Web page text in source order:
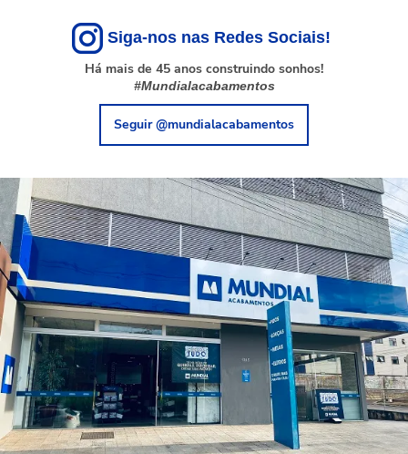
Siga-nos nas Redes Sociais!
Há mais de 45 anos construindo sonhos!
#Mundialacabamentos
Seguir @mundialacabamentos